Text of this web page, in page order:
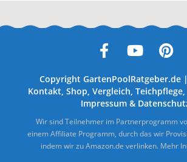
Copyright GartenPoolRatgeber.de |
Kontakt, Shop, Vergleich, Teichpflege,
Impressum&
Wir sind Teilnehmer im Partnerprogramm
einem Affiliate Programm, durch das wir
indem wir zu Amazon.de verlinken. Mehr